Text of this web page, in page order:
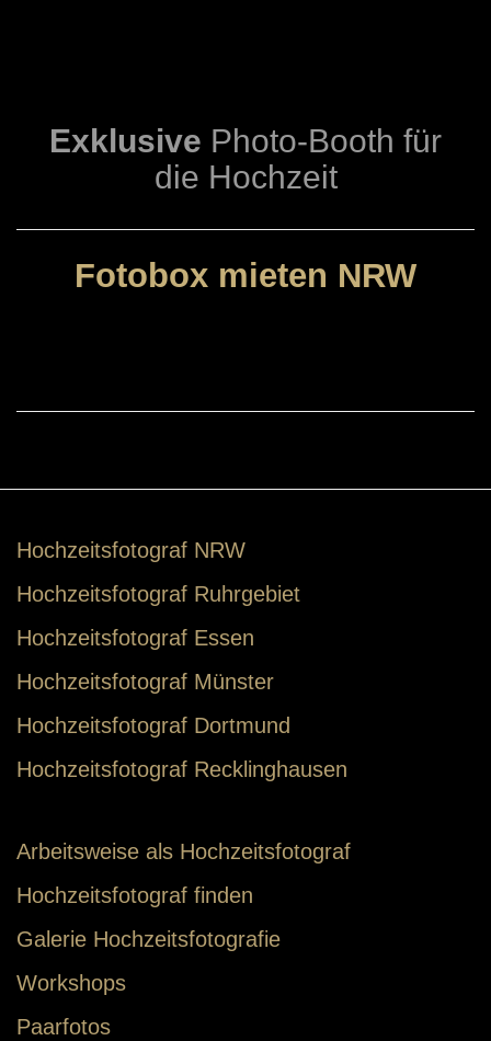
Exklusive Photo-Booth für
die Hochzeit
Fotobox mieten NRW
Hochzeitsfotograf NRW
Hochzeitsfotograf Ruhrgebiet
Hochzeitsfotograf Essen
Hochzeitsfotograf Münster
Hochzeitsfotograf Dortmund
Hochzeitsfotograf Recklinghausen
Arbeitsweise als Hochzeitsfotograf
Hochzeitsfotograf finden
Galerie Hochzeitsfotografie
Workshops
Paarfotos